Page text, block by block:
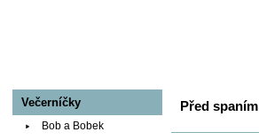
Před spaním
Večerníčky
Bob a Bobek